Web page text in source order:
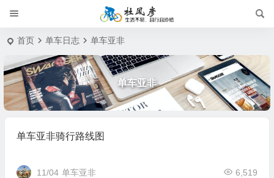
首页 单车日志 单车亚非
单车亚非
单车亚非骑行路线图
11/04 单车亚非 6,519